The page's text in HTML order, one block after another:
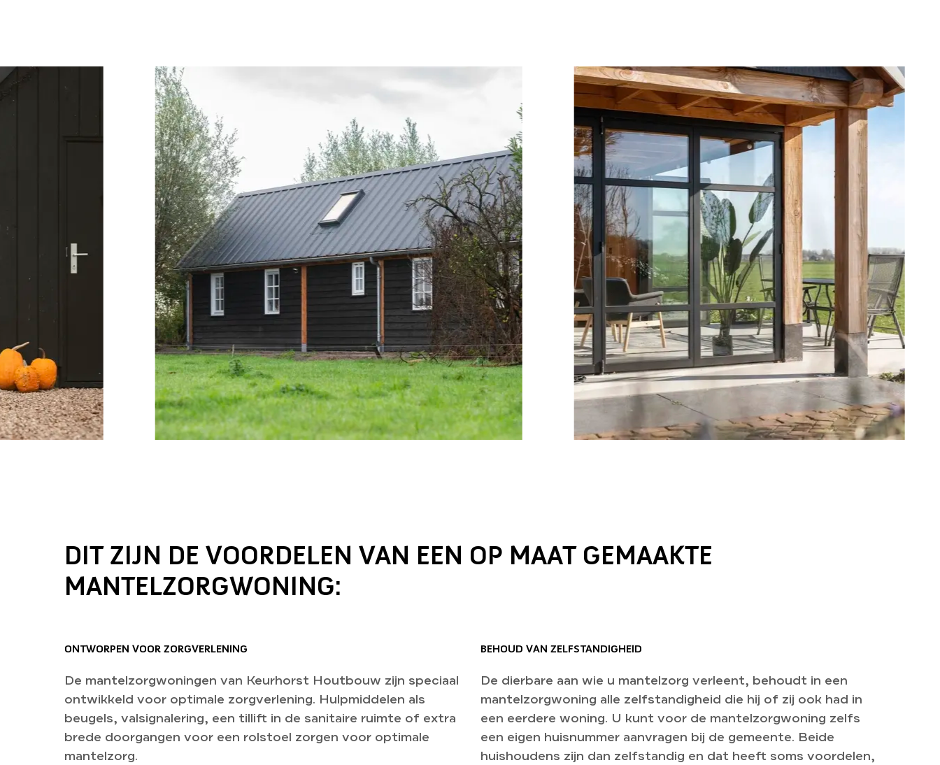
DIT ZIJN DE VOORDELEN VAN EEN OP MAAT GEMAAKTE
MANTELZORGWONING:
ONTWORPEN VOOR ZORGVERLENING
De mantelzorgwoningen van Keurhorst Houtbouw zijn speciaal
ontwikkeld voor optimale zorgverlening. Hulpmiddelen als
beugels, valsignalering, een tillift in de sanitaire ruimte of extra
brede doorgangen voor een rolstoel zorgen voor optimale
mantelzorg.
BEHOUD VAN ZELFSTANDIGHEID
De dierbare aan wie u mantelzorg verleent, behoudt in een
mantelzorgwoning alle zelfstandigheid die hij of zij ook had in
een eerdere woning. U kunt voor de mantelzorgwoning zelfs
een eigen huisnummer aanvragen bij de gemeente. Beide
huishoudens zijn dan zelfstandig en dat heeft soms voordelen,